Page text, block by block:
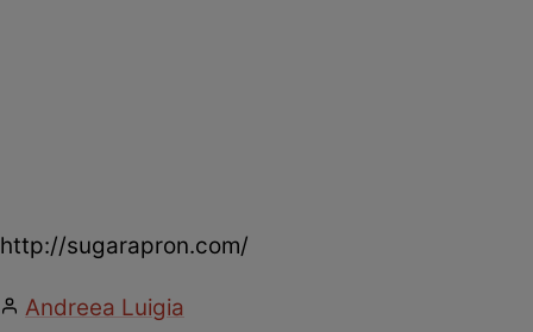
http://sugarapron.com/
Andreea Luigia